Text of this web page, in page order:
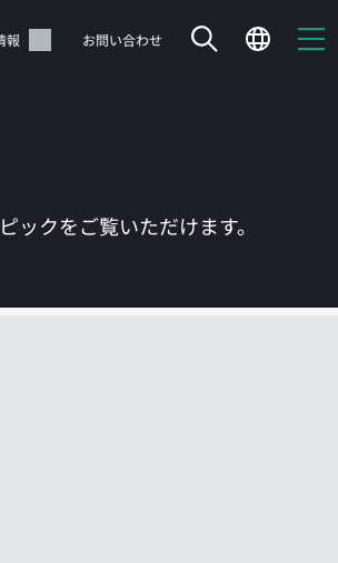
報 お問い合わせ
クをご覧いただけます。